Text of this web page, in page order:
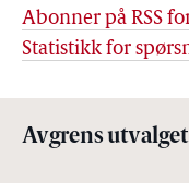
Abonner på RSS
Statistikk for
Avgrens utvalget